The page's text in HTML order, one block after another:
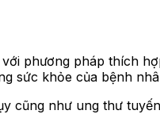
phương pháp thích
sức khỏe của bệnh
cũng như ung thư